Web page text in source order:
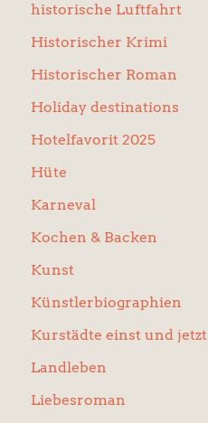
historische Luftfahrt
Historischer Krimi
Historischer Roman
Holiday destinations
Hotelfavorit 2025
Hüte
Karneval
Kochen & Backen
Kunst
Künstlerbiographien
Kurstädte einst und jetzt
Landleben
Liebesroman